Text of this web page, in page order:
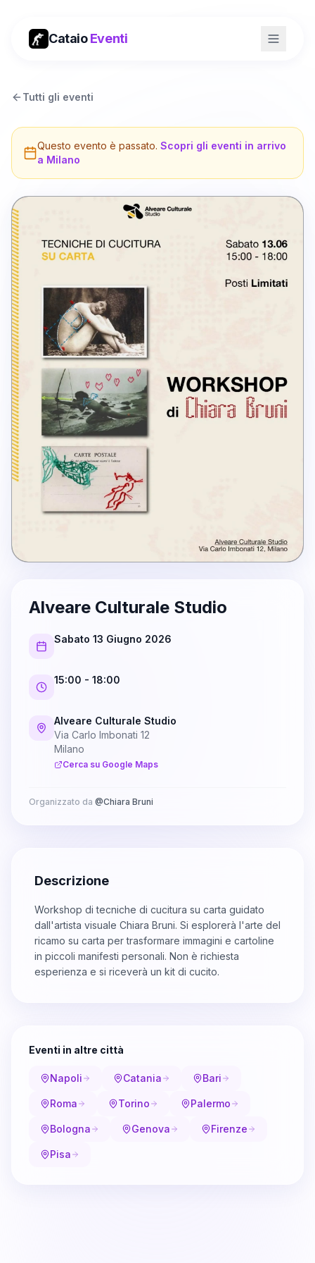
CataioEventi
Tutti gli eventi
Questo evento è passato. Scopri gli eventi in arrivo
a Milano
Alveare Culturale Studio
Sabato 13 Giugno 2026
15:00 - 18:00
Alveare Culturale Studio
Via Carlo Imbonati 12
Milano
Cerca su Google Maps
Organizzato da @Chiara Bruni
Descrizione
Workshop di tecniche di cucitura su carta guidato
dall'artista visuale Chiara Bruni. Si esplorerà l'arte del
ricamo su carta per trasformare immagini e cartoline
in piccoli manifesti personali. Non è richiesta
esperienza e si riceverà un kit di cucito.
Eventi in altre città
Napoli Catania Bari
Roma Torino Palermo
Bologna Genova Firenze
Pisa